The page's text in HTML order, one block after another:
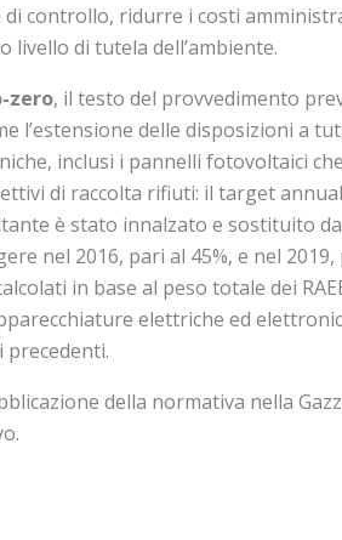
controllo, ridurre i costi
livello di tutela dell’ambiente.
zero, il testo del provvedimento
l’estensione delle disposizioni a
inclusi i pannelli fotovoltaici
di raccolta rifiuti: il target
è stato innalzato e sostituito
nel 2016, pari al 45%, e nel 2019,
in base al peso totale dei
elettriche ed
precedenti.
della normativa nella